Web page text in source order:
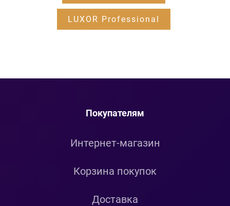
LUXOR Professional
Покупателям
Интернет-магазин
Корзина покупок
Доставка